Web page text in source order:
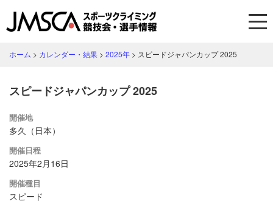
ホーム > カレンダー・結果 > 2025年 > スピードジャパンカップ 2025
スピードジャパンカップ 2025
開催地
多久（日本）
開催日程
2025年2月16日
開催種目
スピード